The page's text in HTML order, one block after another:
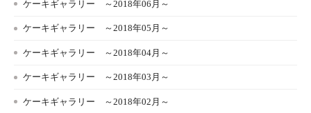
ケーキギャラリー ～2018年06月～
ケーキギャラリー ～2018年05月～
ケーキギャラリー ～2018年04月～
ケーキギャラリー ～2018年03月～
ケーキギャラリー ～2018年02月～